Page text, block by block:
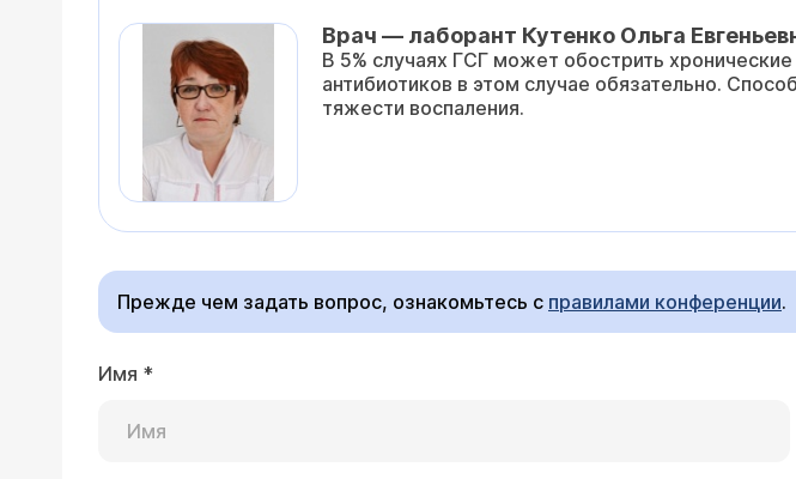
Врач — лаборант Кутенко Ольга
В 5% случаях ГСГ может обострить
антибиотиков в этом случае обязательно.
тяжести воспаления.
Прежде чем задать вопрос, ознакомьтесь с правилами конференции.
Имя *